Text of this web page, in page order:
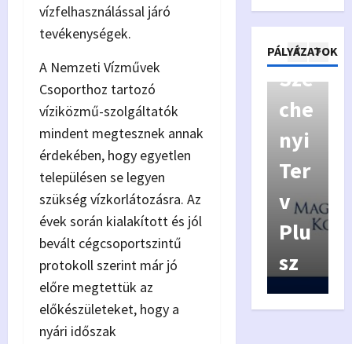
vízfelhasználással járó
tevékenységek.
A Nemzeti Vízművek
Csoporthoz tartozó
víziközmű-szolgáltatók
mindent megtesznek annak
érdekében, hogy egyetlen
településen se legyen
szükség vízkorlátozásra. Az
évek során kialakított és jól
bevált cégcsoportszintű
protokoll szerint már jó
előre megtettük az
előkészületeket, hogy a
nyári időszak
PÁLYÁZATOK
Pályázatok
Szé
che
nyi
Ter
v
Plu
sz